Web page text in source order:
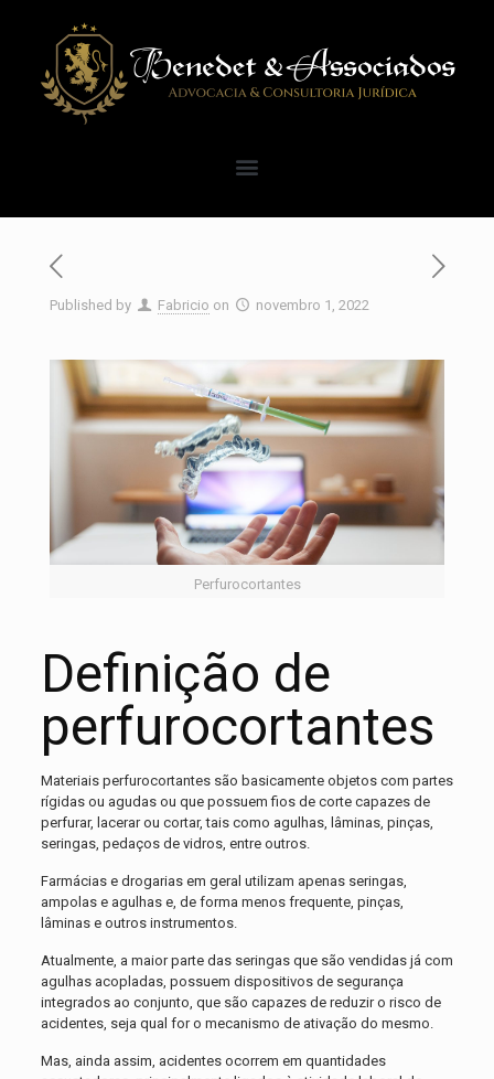
Published by Fabricio on novembro 1, 2022
Perfurocortantes
Definição de
perfurocortantes
Materiais perfurocortantes são basicamente objetos com partes
rígidas ou agudas ou que possuem fios de corte capazes de
perfurar, lacerar ou cortar, tais como agulhas, lâminas, pinças,
seringas, pedaços de vidros, entre outros.
Farmácias e drogarias em geral utilizam apenas seringas,
ampolas e agulhas e, de forma menos frequente, pinças,
lâminas e outros instrumentos.
Atualmente, a maior parte das seringas que são vendidas já com
agulhas acopladas, possuem dispositivos de segurança
integrados ao conjunto, que são capazes de reduzir o risco de
acidentes, seja qual for o mecanismo de ativação do mesmo.
Mas, ainda assim, acidentes ocorrem em quantidades